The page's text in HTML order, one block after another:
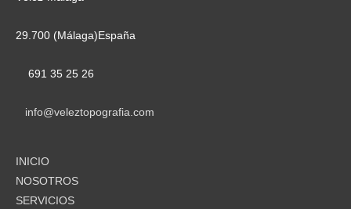
29.700 (Málaga)España
691 35 25 26
info@veleztopografia.com
INICIO
NOSOTROS
SERVICIOS